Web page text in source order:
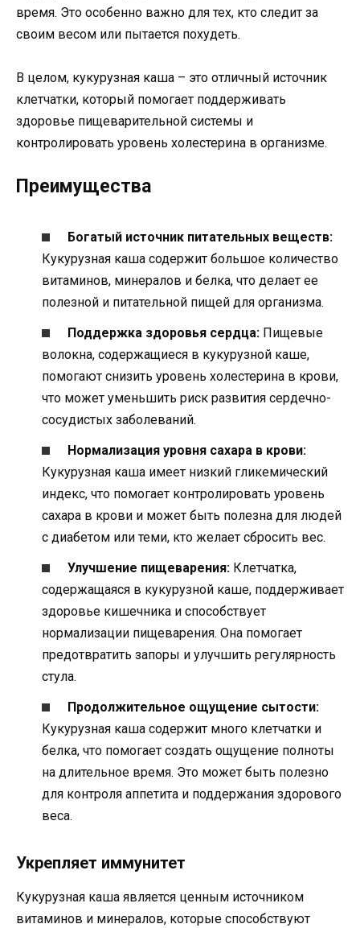
время. Это особенно важно для тех, кто следит за
своим весом или пытается похудеть.
В целом, кукурузная каша – это отличный источник
клетчатки, который помогает поддерживать
здоровье пищеварительной системы и
контролировать уровень холестерина в организме.
Преимущества
Богатый источник питательных веществ:
Кукурузная каша содержит большое количество
витаминов, минералов и белка, что делает ее
полезной и питательной пищей для организма.
Поддержка здоровья сердца: Пищевые
волокна, содержащиеся в кукурузной каше,
помогают снизить уровень холестерина в крови,
что может уменьшить риск развития сердечно-
сосудистых заболеваний.
Нормализация уровня сахара в крови:
Кукурузная каша имеет низкий гликемический
индекс, что помогает контролировать уровень
сахара в крови и может быть полезна для людей
с диабетом или теми, кто желает сбросить вес.
Улучшение пищеварения: Клетчатка,
содержащаяся в кукурузной каше, поддерживает
здоровье кишечника и способствует
нормализации пищеварения. Она помогает
предотвратить запоры и улучшить регулярность
стула.
Продолжительное ощущение сытости:
Кукурузная каша содержит много клетчатки и
белка, что помогает создать ощущение полноты
на длительное время. Это может быть полезно
для контроля аппетита и поддержания здорового
веса.
Укрепляет иммунитет
Кукурузная каша является ценным источником
витаминов и минералов, которые способствуют